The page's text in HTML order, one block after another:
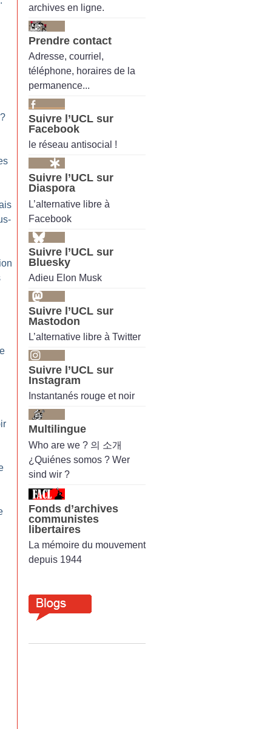
?
archives en ligne.
Prendre contact
Adresse, courriel,
téléphone, horaires de la
permanence...
Suivre l’UCL sur
Facebook
le réseau antisocial !
Suivre l’UCL sur
Diaspora
L’alternative libre à
Facebook
Suivre l’UCL sur
Bluesky
Adieu Elon Musk
Suivre l’UCL sur
Mastodon
L’alternative libre à Twitter
Suivre l’UCL sur
Instagram
Instantanés rouge et noir
Multilingue
Who are we ? 의 소개
¿Quiénes somos ? Wer
sind wir ?
Fonds d’archives
communistes
libertaires
La mémoire du mouvement
depuis 1944